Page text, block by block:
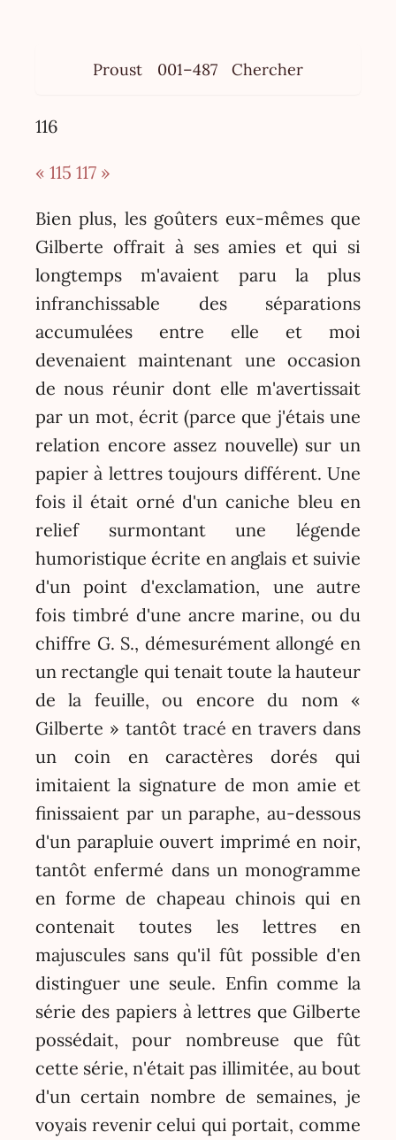
Proust 001–487 Chercher
116
« 115 117 »
Bien plus, les goûters eux-mêmes que
Gilberte offrait à ses amies et qui si
longtemps m'avaient paru la plus
infranchissable des séparations
accumulées entre elle et moi
devenaient maintenant une occasion
de nous réunir dont elle m'avertissait
par un mot, écrit (parce que j'étais une
relation encore assez nouvelle) sur un
papier à lettres toujours différent. Une
fois il était orné d'un caniche bleu en
relief surmontant une légende
humoristique écrite en anglais et suivie
d'un point d'exclamation, une autre
fois timbré d'une ancre marine, ou du
chiffre G. S., démesurément allongé en
un rectangle qui tenait toute la hauteur
de la feuille, ou encore du nom «
Gilberte » tantôt tracé en travers dans
un coin en caractères dorés qui
imitaient la signature de mon amie et
finissaient par un paraphe, au-dessous
d'un parapluie ouvert imprimé en noir,
tantôt enfermé dans un monogramme
en forme de chapeau chinois qui en
contenait toutes les lettres en
majuscules sans qu'il fût possible d'en
distinguer une seule. Enfin comme la
série des papiers à lettres que Gilberte
possédait, pour nombreuse que fût
cette série, n'était pas illimitée, au bout
d'un certain nombre de semaines, je
voyais revenir celui qui portait, comme